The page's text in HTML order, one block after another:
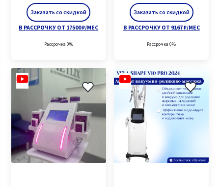
Заказать со скидкой
В РАССРОЧКУ ОТ 17500 ₽/МЕС
Рассрочка 0%
Заказать со скидкой
В РАССРОЧКУ ОТ 9167 ₽/МЕС
Рассрочка 0%